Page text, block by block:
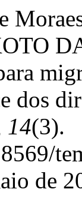
dos
14(3).
de